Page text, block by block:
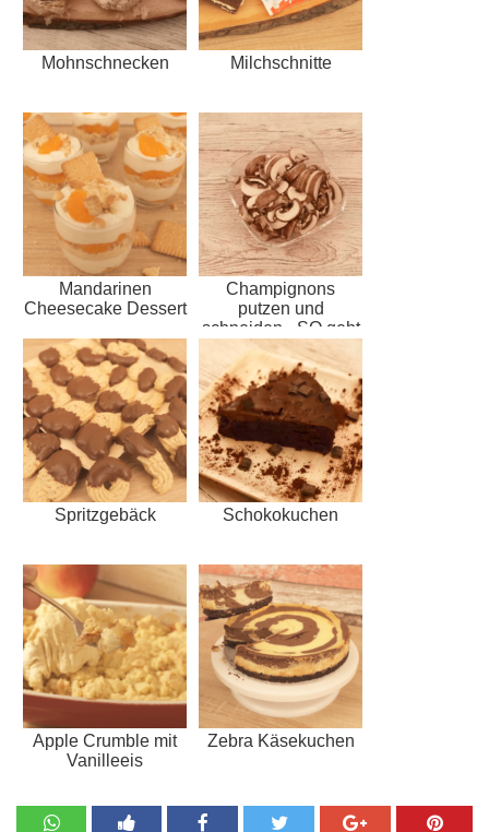
Mohnschnecken Milchschnitte
Mandarinen
Cheesecake Dessert
Champignons
putzen und
schneiden - SO geht
´s
Spritzgebäck Schokokuchen
Apple Crumble mit
Vanilleeis
Zebra Käsekuchen